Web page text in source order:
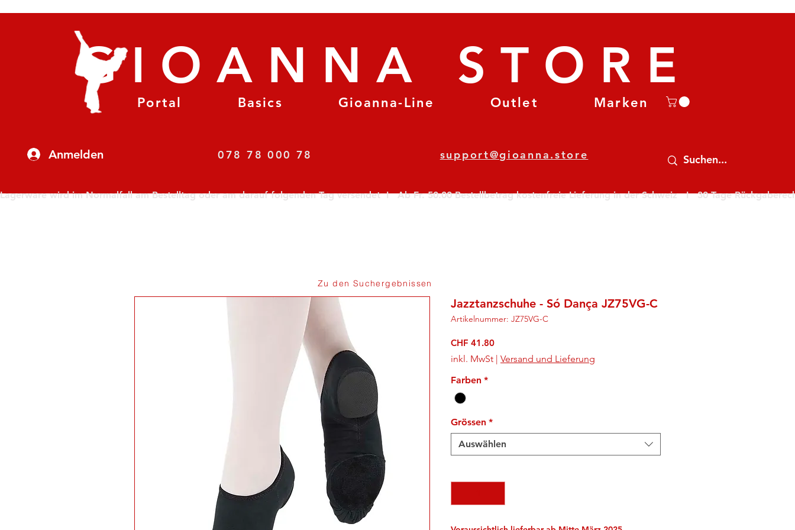
Anmelden
Portal Basics Gioanna-Line Outlet Marken
GIOANNA STORE
078 78 000 78 support@gioanna.store
Lagerware wird im Normalfall am Bestelltag oder am darauf folgenden Tag versendet  I   Ab Fr. 50.00 Bestellbetrag kostenfreie Lieferung in der Schweiz   I   30 Tage
Jazztanzschuhe - Só Dança JZ75VG-C
Artikelnummer: JZ75VG-C
CHF 41.80Preis
inkl. MwSt | Versand und Lieferung
Farben *
Grössen *
Auswählen
Zu den Suchergebnissen